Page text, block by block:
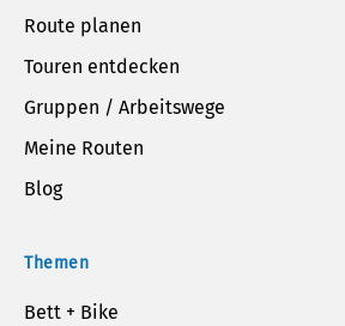
Route planen
Touren entdecken
Gruppen / Arbeitswege
Meine Routen
Blog
Themen
Bett + Bike